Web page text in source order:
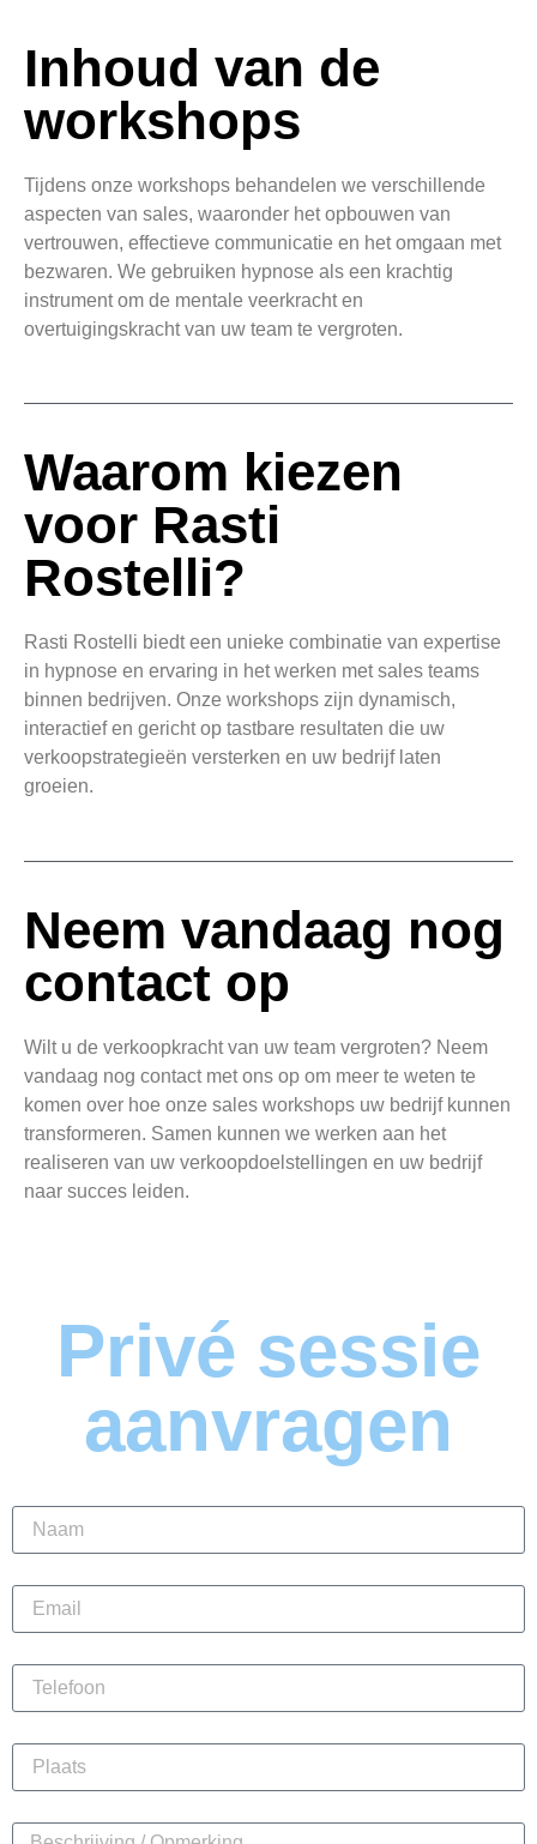
Inhoud van de
workshops
Tijdens onze workshops behandelen we verschillende
aspecten van sales, waaronder het opbouwen van
vertrouwen, effectieve communicatie en het omgaan met
bezwaren. We gebruiken hypnose als een krachtig
instrument om de mentale veerkracht en
overtuigingskracht van uw team te vergroten.
Waarom kiezen
voor Rasti
Rostelli?
Rasti Rostelli biedt een unieke combinatie van expertise
in hypnose en ervaring in het werken met sales teams
binnen bedrijven. Onze workshops zijn dynamisch,
interactief en gericht op tastbare resultaten die uw
verkoopstrategieën versterken en uw bedrijf laten
groeien.
Neem vandaag nog
contact op
Wilt u de verkoopkracht van uw team vergroten? Neem
vandaag nog contact met ons op om meer te weten te
komen over hoe onze sales workshops uw bedrijf kunnen
transformeren. Samen kunnen we werken aan het
realiseren van uw verkoopdoelstellingen en uw bedrijf
naar succes leiden.
Privé sessie
aanvragen